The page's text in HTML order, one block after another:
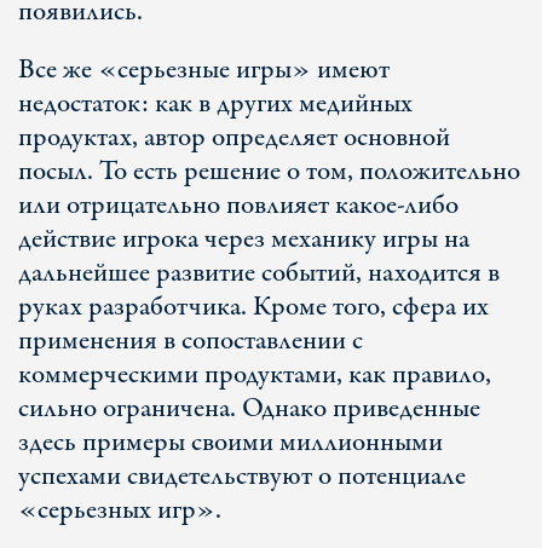
появились.
Все же «серьезные игры» имеют
недостаток: как в других медийных
продуктах, автор определяет основной
посыл. То есть решение о том, положительно
или отрицательно повлияет какое-либо
действие игрока через механику игры на
дальнейшее развитие событий, находится в
руках разработчика. Кроме того, сфера их
применения в сопоставлении с
коммерческими продуктами, как правило,
сильно ограничена. Однако приведенные
здесь примеры своими миллионными
успехами свидетельствуют о потенциале
«серьезных игр».